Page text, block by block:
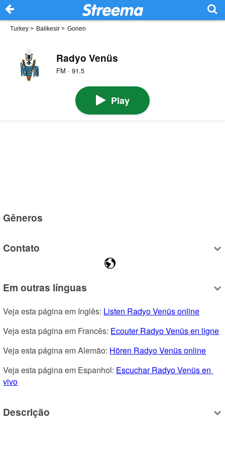
Turkey > Balikesir > Gonen
Radyo Venüs
FM · 91.5
Play
Gêneros
Contato
Em outras línguas
Veja esta página em Inglês: Listen Radyo Venüs online
Veja esta página em Francês: Ecouter Radyo Venüs en ligne
Veja esta página em Alemão: Hören Radyo Venüs online
Veja esta página em Espanhol: Escuchar Radyo Venüs en
vivo
Descrição